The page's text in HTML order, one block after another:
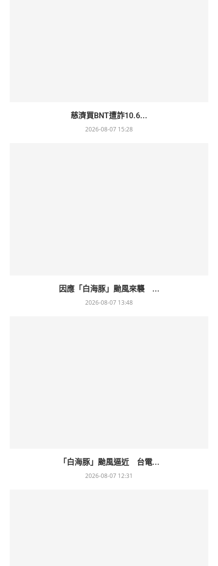
慈濟買BNT遭詐10.6...
2026-08-07 15:28
因應「白海豚」颱風來襲 ...
2026-08-07 13:48
「白海豚」颱風逼近 台電...
2026-08-07 12:31